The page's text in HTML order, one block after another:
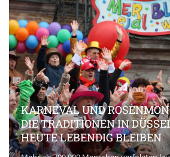
KARNEVAL UND
DIE TRADITIONEN IN
HEUTE LEBENDIG BLEIBEN